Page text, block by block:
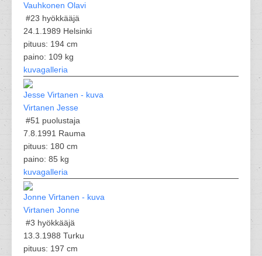
Vauhkonen Olavi
#23 hyökkääjä
24.1.1989 Helsinki
pituus: 194 cm
paino: 109 kg
kuvagalleria
Virtanen Jesse
#51 puolustaja
7.8.1991 Rauma
pituus: 180 cm
paino: 85 kg
kuvagalleria
Virtanen Jonne
#3 hyökkääjä
13.3.1988 Turku
pituus: 197 cm